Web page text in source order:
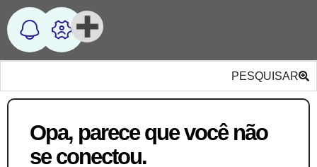
PESQUISAR
Opa, parece que você não
se conectou.